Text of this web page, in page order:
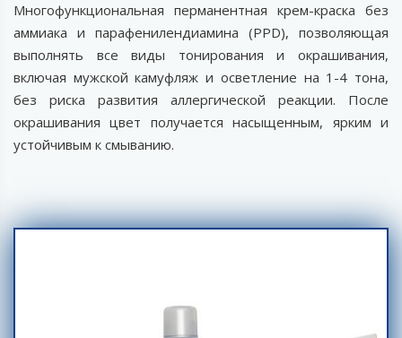
Многофункциональная перманентная крем-краска без
аммиака и парафенилендиамина (PPD), позволяющая
выполнять все виды тонирования и окрашивания,
включая мужской камуфляж и осветление на 1-4 тона,
без риска развития аллергической реакции. После
окрашивания цвет получается насыщенным, ярким и
устойчивым к смыванию.